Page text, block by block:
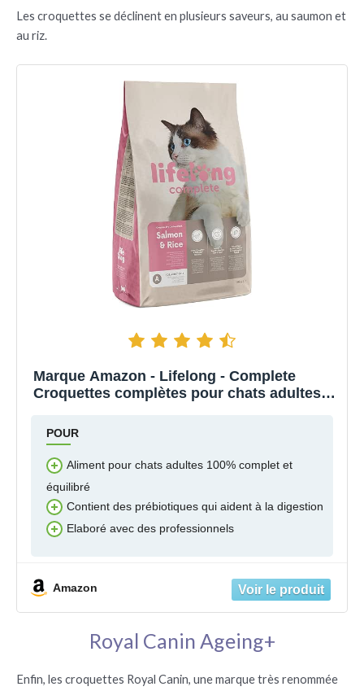
Les croquettes se déclinent en plusieurs saveurs, au saumon et
au riz.
Marque Amazon - Lifelong - Complete
Croquettes complètes pour chats adultes,
POUR
Aliment pour chats adultes 100% complet et
équilibré
Contient des prébiotiques qui aident à la digestion
Elaboré avec des professionnels
Amazon
Royal Canin Ageing+
Enfin, les croquettes Royal Canin, une marque très renommée